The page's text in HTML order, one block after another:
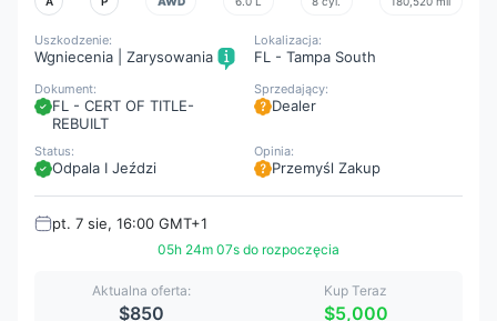
Uszkodzenie:
Wgniecenia | Zarysowania
Sprzedający:
Dealer
Dokument:
FL - CERT OF TITLE-
REBUILT
Lokalizacja:
FL - Tampa South
Status:
Odpala I Jeździ
Opinia:
Przemyśl Zakup
pt. 7 sie, 16:00 GMT+1
05h 24m 05s do rozpoczęcia
Aktualna oferta:
$850
Kup Teraz
$5,000